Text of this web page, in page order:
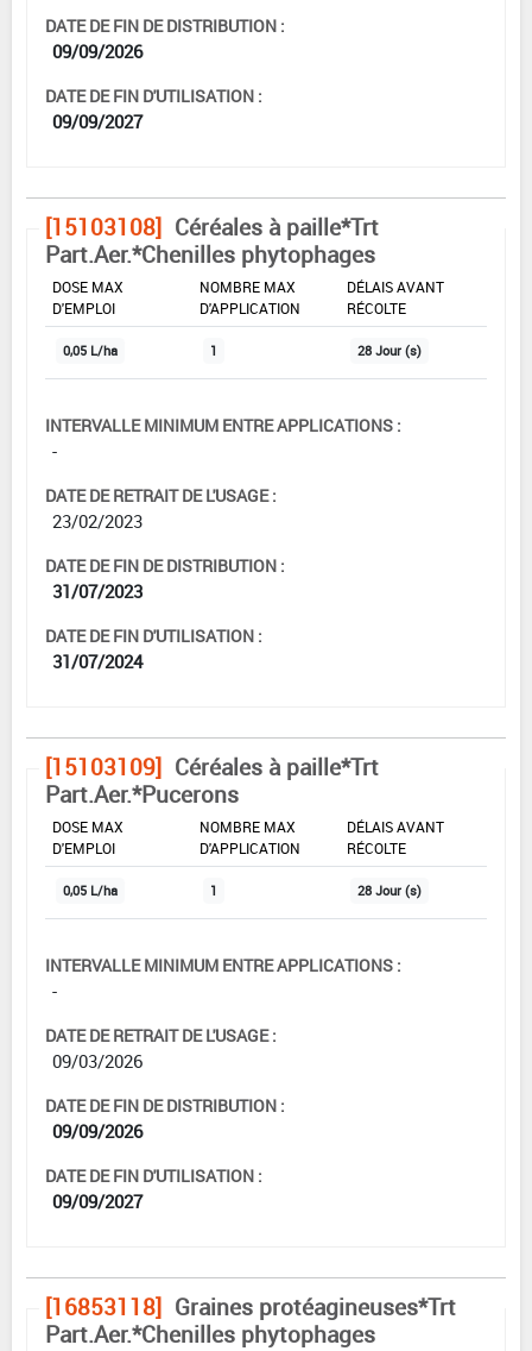
DATE DE FIN DE DISTRIBUTION :
09/09/2026
DATE DE FIN D'UTILISATION :
09/09/2027
[15103108] Céréales à paille*Trt
Part.Aer.*Chenilles phytophages
DOSE MAX
D'EMPLOI
NOMBRE MAX
D'APPLICATION
DÉLAIS AVANT
RÉCOLTE
0,05 L/ha 1 28 Jour (s)
INTERVALLE MINIMUM ENTRE APPLICATIONS :
-
DATE DE RETRAIT DE L'USAGE :
23/02/2023
DATE DE FIN DE DISTRIBUTION :
31/07/2023
DATE DE FIN D'UTILISATION :
31/07/2024
[15103109] Céréales à paille*Trt
Part.Aer.*Pucerons
DOSE MAX
D'EMPLOI
NOMBRE MAX
D'APPLICATION
DÉLAIS AVANT
RÉCOLTE
0,05 L/ha 1 28 Jour (s)
INTERVALLE MINIMUM ENTRE APPLICATIONS :
-
DATE DE RETRAIT DE L'USAGE :
09/03/2026
DATE DE FIN DE DISTRIBUTION :
09/09/2026
DATE DE FIN D'UTILISATION :
09/09/2027
[16853118] Graines protéagineuses*Trt
Part.Aer.*Chenilles phytophages